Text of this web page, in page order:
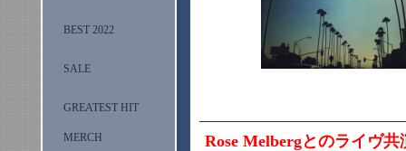
BEST 2022
SALE
GREATEST HIT
MERCH
Rose Melbergとのライヴ